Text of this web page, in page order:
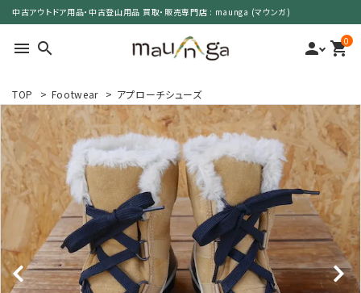
中古アウトドア用品・中古登山用品 買取・販売専門店 : maunga (マウンガ)
menu search person 0
shopping_cart
search
カテゴリーで選ぶ
サイズで選ぶ
特集で選ぶ
価格で選ぶ
TOP > Footwear > アプローチシューズ